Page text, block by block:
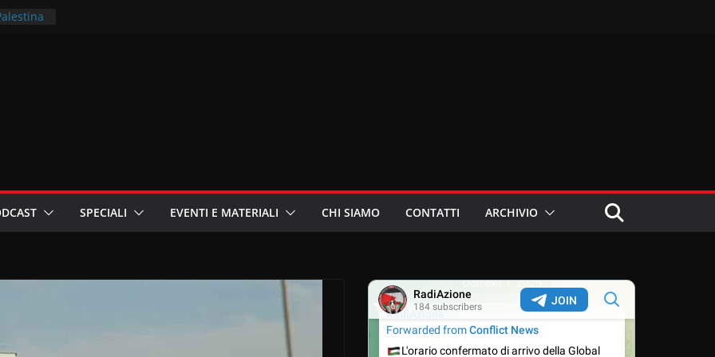
SPECIALI EVENTI E MATERIALI CHI SIAMO CONTATTI ARCHIVIO